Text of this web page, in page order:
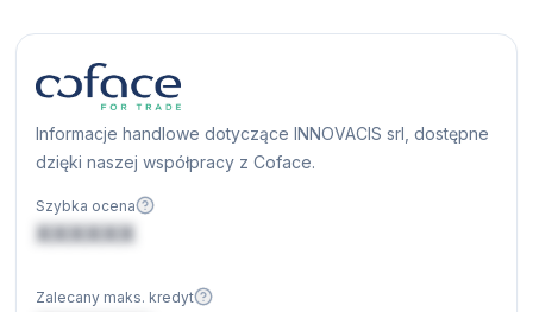
Informacje handlowe dotyczące INNOVACIS srl, dostępne
dzięki naszej współpracy z Coface.
Szybka ocena
XXXXXX
Zalecany maks. kredyt